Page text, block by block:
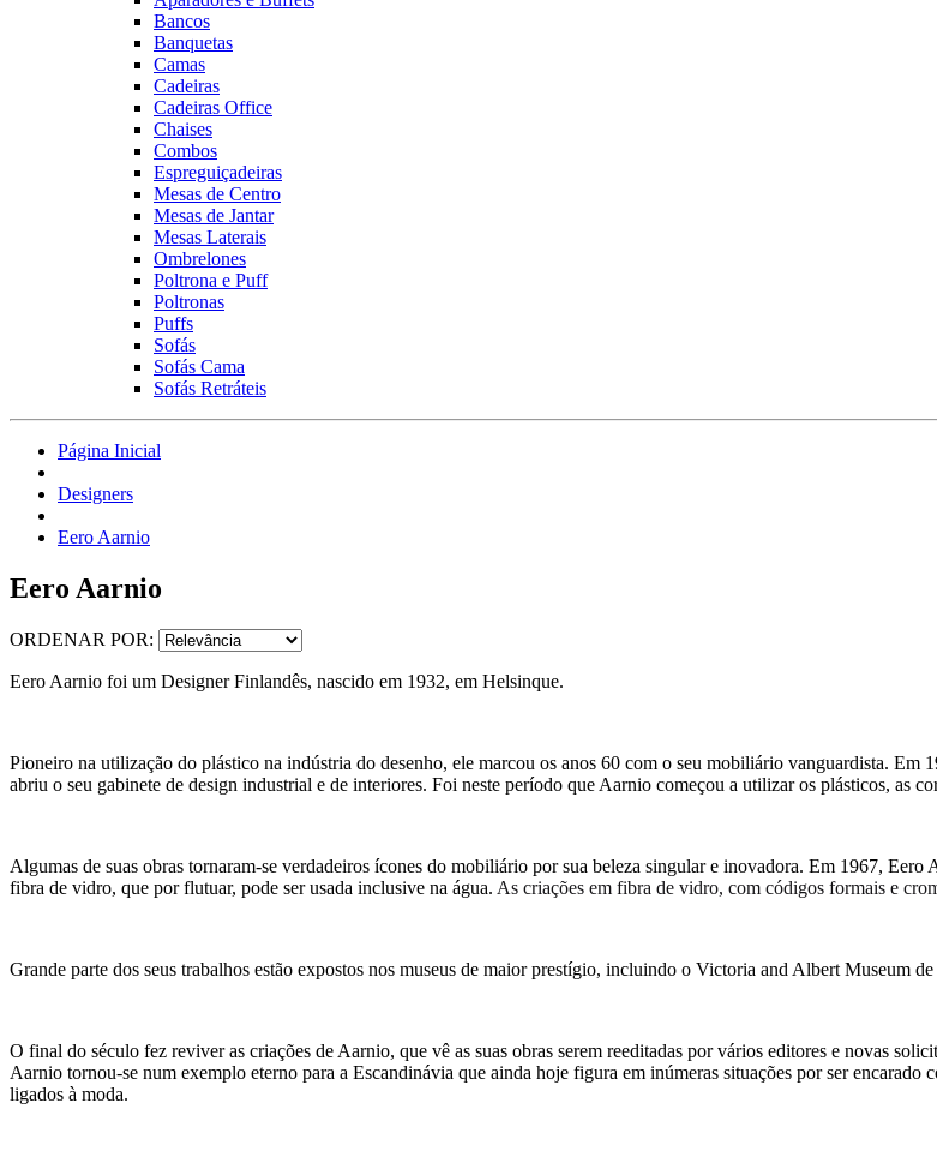
Bancos
Banquetas
Camas
Cadeiras
Cadeiras Office
Chaises
Combos
Espreguiçadeiras
Mesas de Centro
Mesas de Jantar
Mesas Laterais
Ombrelones
Poltrona e Puff
Poltronas
Puffs
Sofás
Sofás Cama
Sofás Retráteis
Página Inicial
Designers
Eero Aarnio
Eero Aarnio
ORDENAR POR:
Eero Aarnio foi um Designer Finlandês, nascido em 1932, em Helsinque.
Pioneiro na utilização do plástico na indústria do desenho, ele marcou os anos 60 com o seu mobiliário vanguardista.
abriu o seu gabinete de design industrial e de interiores. Foi neste período que Aarnio começou a utilizar os plásticos, as
Algumas de suas obras tornaram-se verdadeiros ícones do mobiliário por sua beleza singular e inovadora. Em 1967,
fibra de vidro, que por flutuar, pode ser usada inclusive na água. As criações em fibra de vidro, com códigos formais e
Grande parte dos seus trabalhos estão expostos nos museus de maior prestígio, incluindo o Victoria and Albert
O final do século fez reviver as criações de Aarnio, que vê as suas obras serem reeditadas por vários editores e novas
Aarnio tornou-se num exemplo eterno para a Escandinávia que ainda hoje figura em inúmeras situações por ser
ligados à moda.